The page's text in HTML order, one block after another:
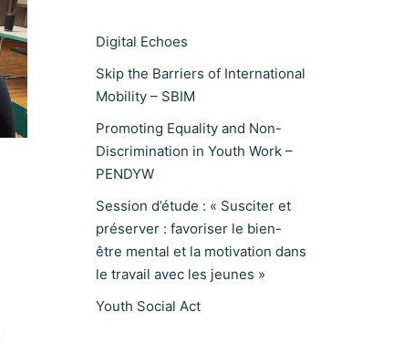
Digital Echoes
Skip the Barriers of International
Mobility – SBIM
Promoting Equality and Non-
Discrimination in Youth Work –
PENDYW
Session d’étude : « Susciter et
préserver : favoriser le bien-
être mental et la motivation dans
le travail avec les jeunes »
Youth Social Act